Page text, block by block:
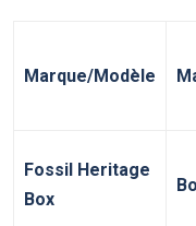
Marque/Modèle
Fossil Heritage
Box